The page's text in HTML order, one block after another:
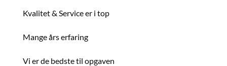
Kvalitet & Service er i top
Mange års erfaring
Vi er de bedste til opgaven